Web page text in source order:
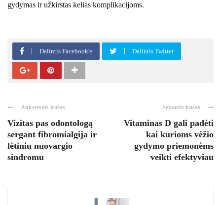
gydymas ir užkirstas kelias komplikacijoms.
Dalintis Facebook'e Dalintis Twitter
Ankstesnis įrašas
Vizitas pas odontologą
sergant fibromialgija ir
lėtiniu nuovargio
sindromu
Sekantis įrašas
Vitaminas D gali padėti
kai kurioms vėžio
gydymo priemonėms
veikti efektyviau